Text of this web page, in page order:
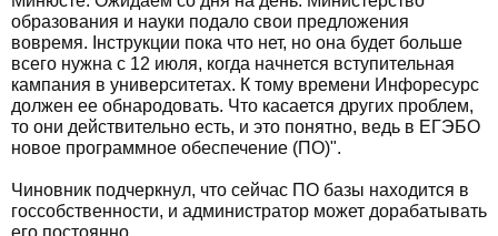
образования и науки подало свои предложения
вовремя. Інструкции пока что нет, но она будет больше
всего нужна с 12 июля, когда начнется вступительная
кампания в университетах. К тому времени Инфоресурс
должен ее обнародовать. Что касается других проблем,
то они действительно есть, и это понятно, ведь в ЕГЭБО
новое программное обеспечение (ПО)".
Чиновник подчеркнул, что сейчас ПО базы находится в
госсобственности, и администратор может дорабатывать
его постоянно.